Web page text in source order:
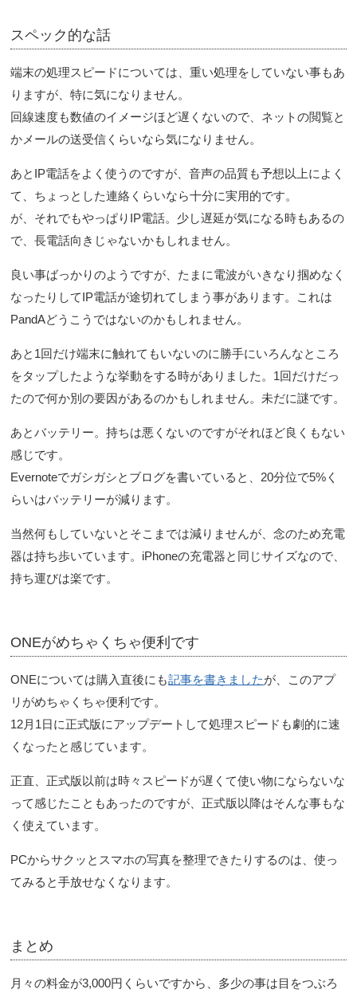
スペック的な話
端末の処理スピードについては、重い処理をしていない事もあ
りますが、特に気になりません。
回線速度も数値のイメージほど遅くないので、ネットの閲覧と
かメールの送受信くらいなら気になりません。
あとIP電話をよく使うのですが、音声の品質も予想以上によく
て、ちょっとした連絡くらいなら十分に実用的です。
が、それでもやっぱりIP電話。少し遅延が気になる時もあるの
で、長電話向きじゃないかもしれません。
良い事ばっかりのようですが、たまに電波がいきなり掴めなく
なったりしてIP電話が途切れてしまう事があります。これは
PandAどうこうではないのかもしれません。
あと1回だけ端末に触れてもいないのに勝手にいろんなところ
をタップしたような挙動をする時がありました。1回だけだっ
たので何か別の要因があるのかもしれません。未だに謎です。
あとバッテリー。持ちは悪くないのですがそれほど良くもない
感じです。
Evernoteでガシガシとブログを書いていると、20分位で5%く
らいはバッテリーが減ります。
当然何もしていないとそこまでは減りませんが、念のため充電
器は持ち歩いています。iPhoneの充電器と同じサイズなので、
持ち運びは楽です。
ONEがめちゃくちゃ便利です
ONEについては購入直後にも記事を書きましたが、このアプ
リがめちゃくちゃ便利です。
12月1日に正式版にアップデートして処理スピードも劇的に速
くなったと感じています。
正直、正式版以前は時々スピードが遅くて使い物にならないな
って感じたこともあったのですが、正式版以降はそんな事もな
く使えています。
PCからサクッとスマホの写真を整理できたりするのは、使っ
てみると手放せなくなります。
まとめ
月々の料金が3,000円くらいですから、多少の事は目をつぶろ